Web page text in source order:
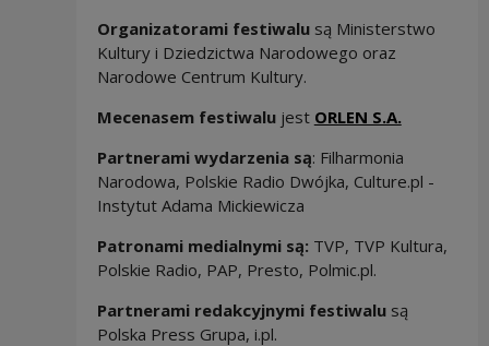
Organizatorami festiwalusą Ministerstwo
Kultury i Dziedzictwa Narodowego oraz
Narodowe Centrum Kultury.
Mecenasem festiwalujest ORLEN S.A.
Partnerami wydarzenia są: Filharmonia
Narodowa, Polskie Radio Dwójka, Culture.pl -
Instytut Adama Mickiewicza
Patronami medialnymi są: TVP, TVP Kultura,
Polskie Radio, PAP, Presto, Polmic.pl.
Partnerami redakcyjnymi festiwalusą
Polska Press Grupa, i.pl.